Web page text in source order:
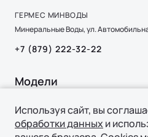
ГЕРМЕС МИНВОДЫ
Минеральные Воды, ул.
+7 (879) 222-32-22
Модели
Ли Л6 | Li L6
Ли Л7 | Li L7
Покупка
Используя сайт, вы
обработки данных и